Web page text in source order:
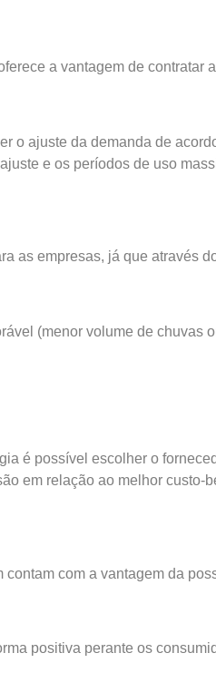
a vantagem de contratar
o ajuste da demanda de
e os períodos de uso
as empresas, já que através
(menor volume de chuvas
é possível escolher o
em relação ao melhor custo-
com a vantagem da
positiva perante os